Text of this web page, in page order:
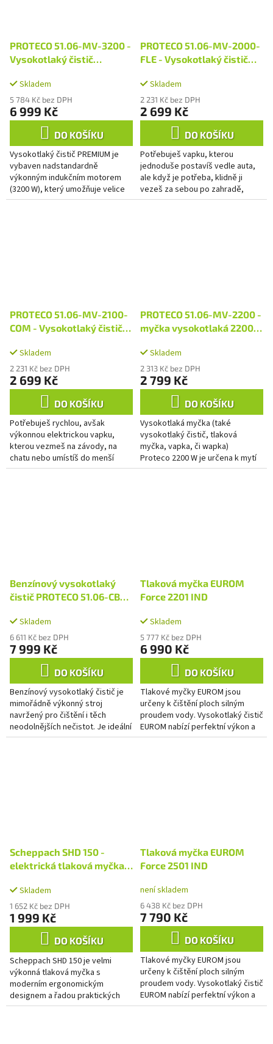
PROTECO 51.06-MV-3200 -
Vysokotlaký čistič
Skladem
5 784 Kč bez DPH
6 999 Kč
DO KOŠÍKU
Vysokotlaký čistič PREMIUM je
vybaven nadstandardně
výkonným indukčním motorem
(3200 W), který umožňuje velice
efektivní odstranění letité špíny a
PROTECO 51.06-MV-2000-
FLE - Vysokotlaký čistič
Skladem
2 231 Kč bez DPH
2 699 Kč
DO KOŠÍKU
Potřebuješ vapku, kterou
jednoduše postavíš vedle auta,
ale když je potřeba, klidně ji
vezeš za sebou po zahradě,
kolem domu nebo po dvoře?
PROTECO 51.06-MV-2100-
COM - Vysokotlaký čistič
Skladem
2 231 Kč bez DPH
2 699 Kč
DO KOŠÍKU
Potřebuješ rychlou, avšak
výkonnou elektrickou vapku,
kterou vezmeš na závody, na
chatu nebo umístíš do menší
garáže? PROTECO COMPACT je
PROTECO 51.06-MV-2200 -
myčka vysokotlaká 2200
Skladem
2 313 Kč bez DPH
2 799 Kč
DO KOŠÍKU
Vysokotlaká myčka (také
vysokotlaký čistič, tlaková
myčka, vapka, či wapka)
Proteco 2200 W je určena k mytí
težko odstranitelných nečistot z
Benzínový vysokotlaký
čistič PROTECO 51.06-CBV-
Skladem
6 611 Kč bez DPH
7 999 Kč
DO KOŠÍKU
Benzínový vysokotlaký čistič je
mimořádně výkonný stroj
navržený pro čištění i těch
neodolnějších nečistot. Je ideální
pro použití na terasách,
Tlaková myčka EUROM
Force 2201 IND
Skladem
5 777 Kč bez DPH
6 990 Kč
DO KOŠÍKU
Tlakové myčky EUROM jsou
určeny k čištění ploch silným
proudem vody. Vysokotlaký čistič
EUROM nabízí perfektní výkon a
vysoce kvalitní komponenty . Díky
Scheppach SHD 150 -
elektrická tlaková myčka
Skladem
1 652 Kč bez DPH
1 999 Kč
DO KOŠÍKU
Scheppach SHD 150 je velmi
výkonná tlaková myčka s
moderním ergonomickým
designem a řadou praktických
detailů, které zpříjemní
Tlaková myčka EUROM
Force 2501 IND
není skladem
6 438 Kč bez DPH
7 790 Kč
DO KOŠÍKU
Tlakové myčky EUROM jsou
určeny k čištění ploch silným
proudem vody. Vysokotlaký čistič
EUROM nabízí perfektní výkon a
vysoce kvalitní komponenty . Díky